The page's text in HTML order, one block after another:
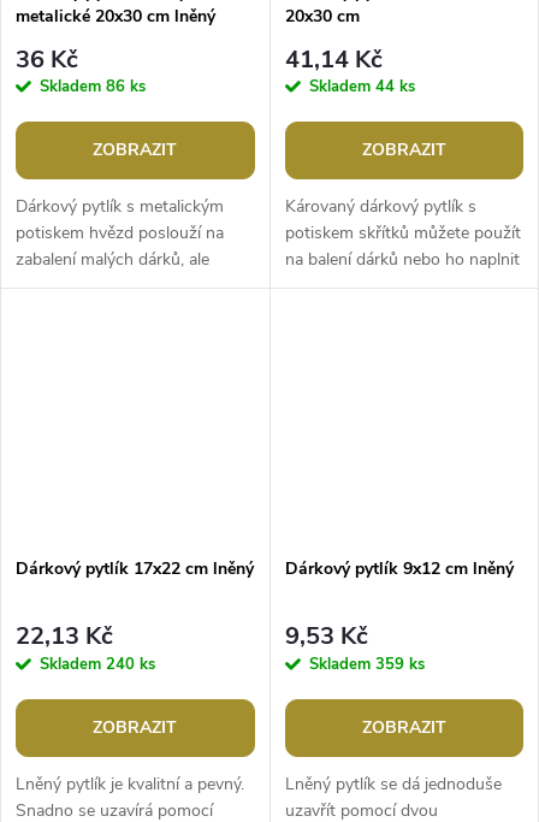
metalické 20x30 cm lněný
36 Kč
Skladem 86 ks
ZOBRAZIT
Dárkový pytlík s metalickým
potiskem hvězd poslouží na
zabalení malých dárků, ale
může být i krásnou dekorací na
20x30 cm
41,14 Kč
Skladem 44 ks
ZOBRAZIT
Károvaný dárkový pytlík s
potiskem skřítků můžete použít
na balení dárků nebo ho naplnit
mikulášskou nadílkou. Dá se
Dárkový pytlík 17x22 cm lněný
22,13 Kč
Skladem 240 ks
ZOBRAZIT
Lněný pytlík je kvalitní a pevný.
Snadno se uzavírá pomocí
Dárkový pytlík 9x12 cm lněný
9,53 Kč
Skladem 359 ks
ZOBRAZIT
Lněný pytlík se dá jednoduše
uzavřít pomocí dvou